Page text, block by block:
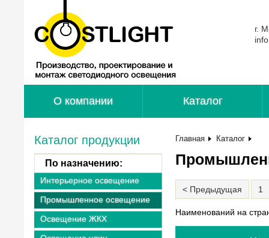
г.
О компании Каталог
Каталог продукции
По назначению:
Интерьерное освещение
Промышленное освещение
Освещение ЖКХ
Главная Каталог
< Предыдущая 1
Наименований на